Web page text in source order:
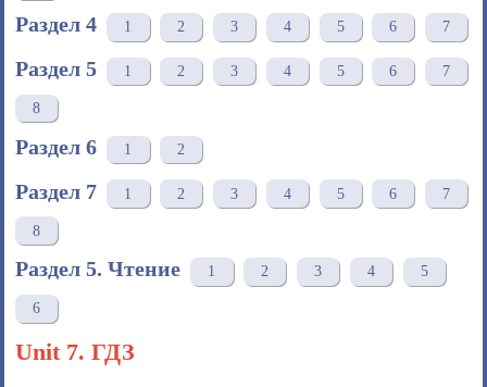
Раздел 4 1 2 3 4 5 6 7
Раздел 5 1 2 3 4 5 6 7
8
Раздел 6 1 2
Раздел 7 1 2 3 4 5 6 7
8
Раздел 5. Чтение 1 2 3 4 5
6
Unit 7. ГДЗ